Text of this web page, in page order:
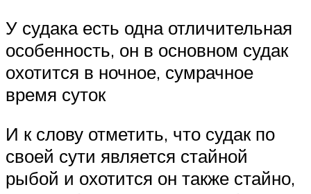
У судака есть одна отличительная
особенность, он в основном судак
охотится в ночное, сумрачное
время суток
И к слову отметить, что судак по
своей сути является стайной
рыбой и охотится он также стайно,